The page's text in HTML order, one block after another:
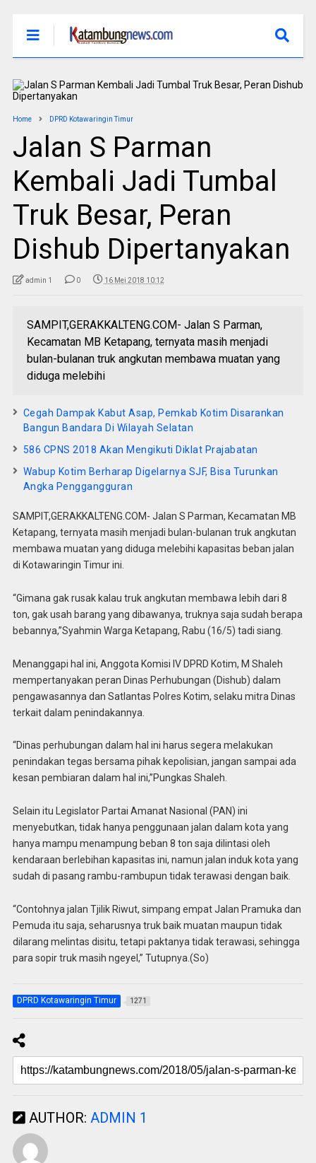
Home DPRD Kotawaringin Timur
Jalan S Parman
Kembali Jadi Tumbal
Truk Besar, Peran
Dishub Dipertanyakan
admin 1 0 16 Mei 2018 10:12
SAMPIT,GERAKKALTENG.COM- Jalan S Parman,
Kecamatan MB Ketapang, ternyata masih menjadi
bulan-bulanan truk angkutan membawa muatan yang
diduga melebihi
Cegah Dampak Kabut Asap, Pemkab Kotim Disarankan
Bangun Bandara Di Wilayah Selatan
586 CPNS 2018 Akan Mengikuti Diklat Prajabatan
Wabup Kotim Berharap Digelarnya SJF, Bisa Turunkan
Angka Penggangguran
SAMPIT,GERAKKALTENG.COM- Jalan S Parman, Kecamatan MB
Ketapang, ternyata masih menjadi bulan-bulanan truk angkutan
membawa muatan yang diduga melebihi kapasitas beban jalan
di Kotawaringin Timur ini.
“Gimana gak rusak kalau truk angkutan membawa lebih dari 8
ton, gak usah barang yang dibawanya, truknya saja sudah berapa
bebannya,”Syahmin Warga Ketapang, Rabu (16/5) tadi siang.
Menanggapi hal ini, Anggota Komisi IV DPRD Kotim, M Shaleh
mempertanyakan peran Dinas Perhubungan (Dishub) dalam
pengawasannya dan Satlantas Polres Kotim, selaku mitra Dinas
terkait dalam penindakannya.
“Dinas perhubungan dalam hal ini harus segera melakukan
penindakan tegas bersama pihak kepolisian, jangan sampai ada
kesan pembiaran dalam hal ini,”Pungkas Shaleh.
Selain itu Legislator Partai Amanat Nasional (PAN) ini
menyebutkan, tidak hanya penggunaan jalan dalam kota yang
hanya mampu menampung beban 8 ton saja dilintasi oleh
kendaraan berlebihan kapasitas ini, namun jalan induk kota yang
sudah di pasang rambu-rambupun tidak terawasi dengan baik.
“Contohnya jalan Tjilik Riwut, simpang empat Jalan Pramuka dan
Pemuda itu saja, seharusnya truk baik muatan maupun tidak
dilarang melintas disitu, tetapi paktanya tidak terawasi, sehingga
para sopir truk masih ngeyel,” Tutupnya.(So)
DPRD Kotawaringin Timur 1271
AUTHOR: ADMIN 1